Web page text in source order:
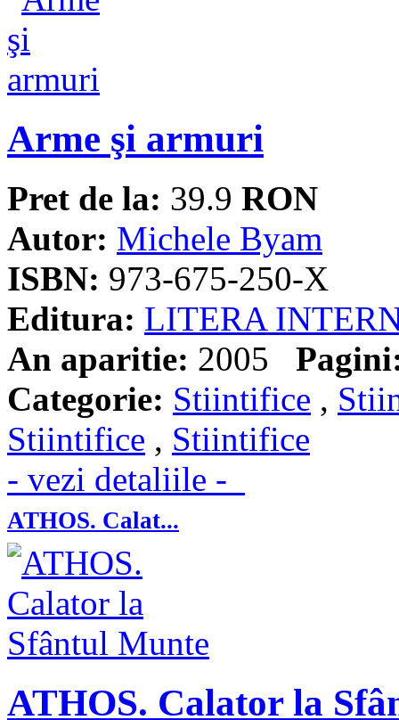
Arme şi armuri
Pret de la: 39.9 RON
Autor: Michele Byam
ISBN: 973-675-250-X
Editura: LITERA
An aparitie: 2005
Categorie: Stiintifice ,
Stiintifice , Stiintifice
- vezi detaliile -
ATHOS. Calat...
ATHOS. Calator la